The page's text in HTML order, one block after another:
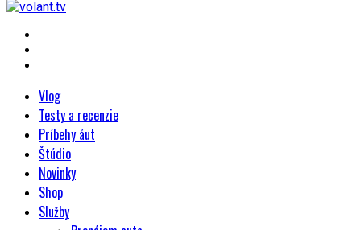
Vlog
Testy a recenzie
Príbehy áut
Štúdio
Novinky
Shop
Služby